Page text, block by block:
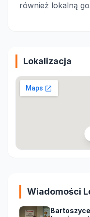
również lokalną
Lokalizacja
Wiadomości